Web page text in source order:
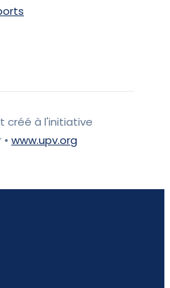
créé à l'initiative
www.upv.org